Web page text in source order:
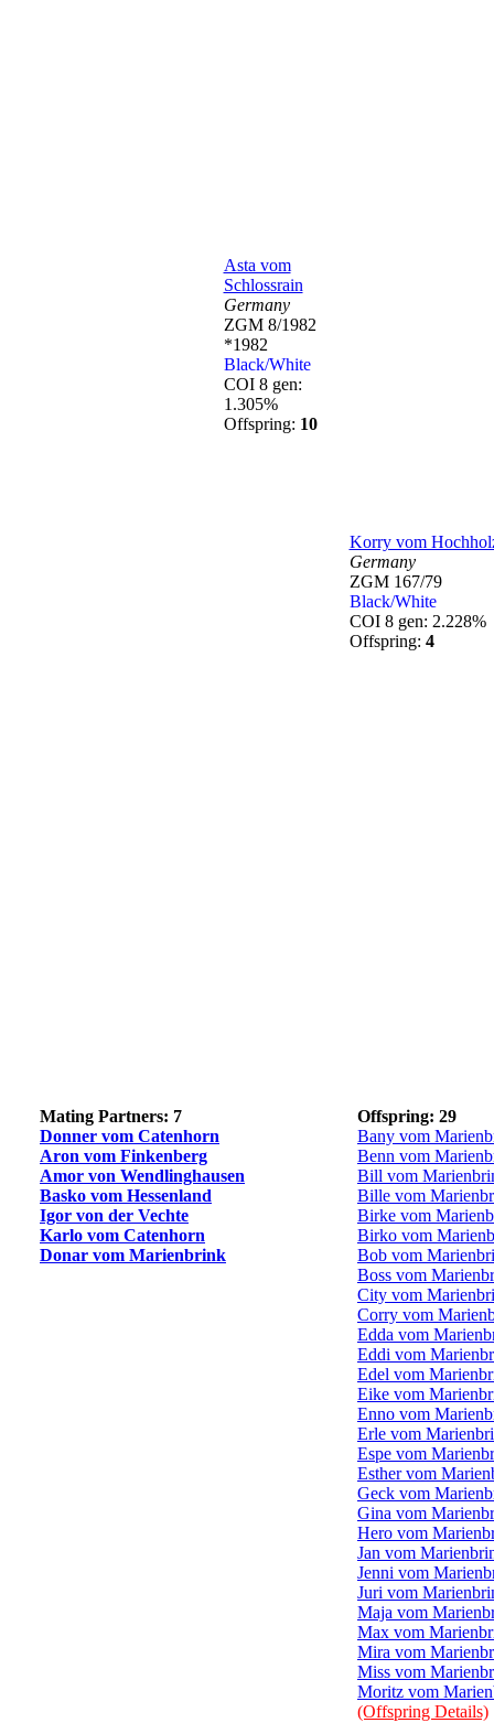
Asta vom
Schlossrain
Germany
ZGM 8/1982
*1982
Black/White
COI 8 gen:
1.305%
Offspring: 10
Korry vom
Germany
ZGM 167/79
Black/White
COI 8 gen: 2.228%
Offspring: 4
Mating Partners: 7
Donner vom Catenhorn
Aron vom Finkenberg
Amor von Wendlinghausen
Basko vom Hessenland
Igor von der Vechte
Karlo vom Catenhorn
Donar vom Marienbrink
Offspring: 29
Bany vom
Benn vom
Bill vom
Bille vom
Birke vom
Birko vom
Bob vom
Boss vom
City vom
Corry vom
Edda vom
Eddi vom
Edel vom
Eike vom
Enno vom
Erle vom
Espe vom
Esther vom
Geck vom
Gina vom
Hero vom
Jan vom
Jenni vom
Juri vom
Maja vom
Max vom
Mira vom
Miss vom
Moritz vom
(Offspring Details)